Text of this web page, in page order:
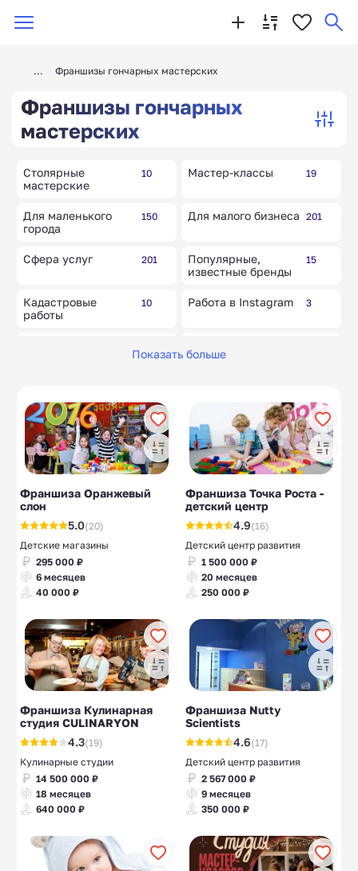
Франшизы гончарных мастерских
Франшизы гончарных
мастерских
Столярные
мастерские
10 Мастер-классы 19
Для маленького
города
150 Для малого бизнеса 201
Сфера услуг 201
Популярные,
известные бренды
15
Кадастровые
работы
10 Работа в Instagram 3
Шугаринг-студии 10
Веганские и
вегетарианские
5
Солнечные панели 10
Нейропсихологичес
кие центры
10
Джинсы
Показать больше
Франшиза Оранжевый
слон
5.0(20)
Детские магазины
295 000 ₽
6 месяцев
40 000 ₽
Франшиза Точка Роста -
детский центр
4.9(16)
Детский центр развития
1 500 000 ₽
20 месяцев
250 000 ₽
Франшиза Кулинарная
студия CULINARYON
4.3(19)
Кулинарные студии
14 500 000 ₽
18 месяцев
640 000 ₽
Франшиза Nutty
Scientists
4.6(17)
Детский центр развития
2 567 000 ₽
9 месяцев
350 000 ₽